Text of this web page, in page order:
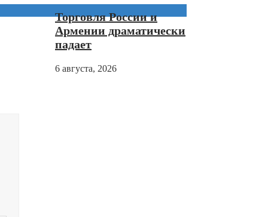
Торговля России и
Армении драматически
падает
6 августа, 2026